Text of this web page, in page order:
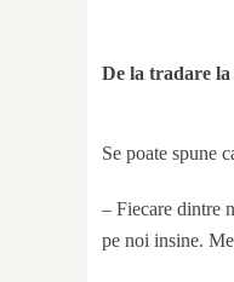
De la tradare
Se poate spune
– Fiecare dintre
pe noi insine.